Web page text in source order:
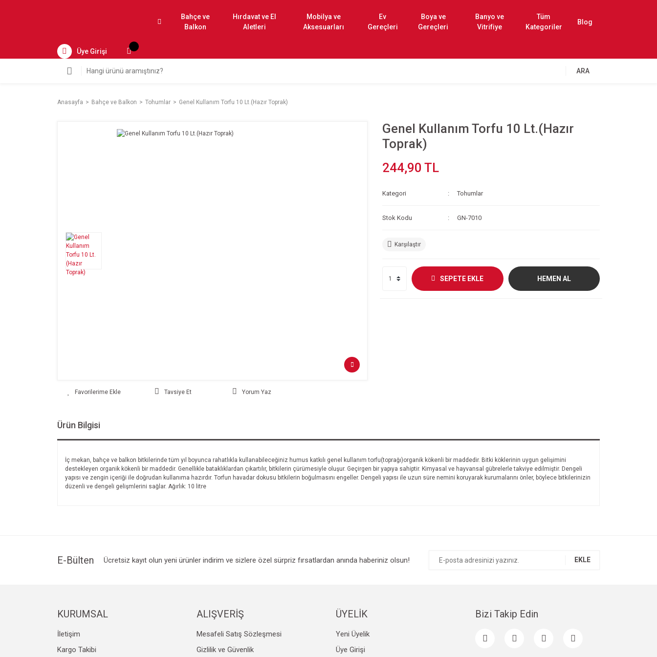
Bahçe ve
Balkon
Hırdavat ve El
Aletleri
Mobilya ve
Aksesuarları
Ev
Gereçleri
Boya ve
Gereçleri
Banyo ve
Vitrifiye
Tüm
Kategoriler
Blog
Üye Girişi
ARA
Anasayfa Bahçe ve Balkon Tohumlar Genel Kullanım Torfu 10 Lt.(Hazır Toprak)
Tavsiye Et Yorum Yaz
Genel Kullanım Torfu 10 Lt.(Hazır
Toprak)
244,90 TL
Kategori Tohumlar
Stok Kodu GN-7010
Karşılaştır
SEPETE EKLE HEMEN AL
Ürün Bilgisi
İç mekan, bahçe ve balkon bitkilerinde tüm yıl boyunca rahatlıkla kullanabileceğiniz humus katkılı genel kullanım torfu(toprağı)organik kökenli bir maddedir. Bitki köklerinin uygun gelişimini
destekleyen organik kökenli bir maddedir. Genellikle bataklıklardan çıkartılır, bitkilerin çürümesiyle oluşur. Geçirgen bir yapıya sahiptir. Kimyasal ve hayvansal gübrelerle takviye edilmiştir. Dengeli
yapısı ve zengin içeriği ile doğrudan kullanıma hazırdır. Torfun havadar dokusu bitkilerin boğulmasını engeller. Dengeli yapısı ile uzun süre nemini koruyarak kurumalarını önler, böylece bitkilerinizin
düzenli ve dengeli gelişmlerini sağlar. Ağırlık: 10 litre
E-Bülten Ücretsiz kayıt olun yeni ürünler indirim ve sizlere özel sürpriz fırsatlardan anında haberiniz olsun! EKLE
KURUMSAL
İletişim
Kargo Takibi
ALIŞVERİŞ
Mesafeli Satış Sözleşmesi
Gizlilik ve Güvenlik
ÜYELİK
Yeni Üyelik
Üye Girişi
Bizi Takip Edin